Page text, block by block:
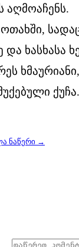
აღმოაჩენს.
ოთახში,
ხასხასა
ხმაურიანი,
ქუჩა.
ნაწერი →